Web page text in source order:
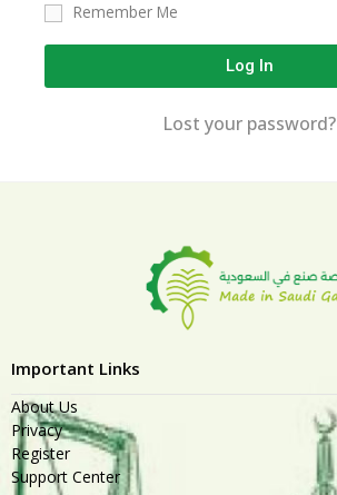
Remember Me
Log In
Lost your password?
Important Links
About Us
Privacy
Register
Support Center